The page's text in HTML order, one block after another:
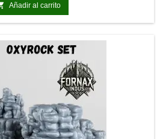
Añadir al carrito